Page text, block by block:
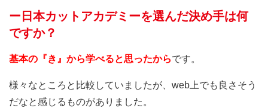
ー日本カットアカデミーを選んだ決め手は何
ですか？
基本の『き』から学べると思ったからです。
様々なところと比較していましたが、web上でも良さそう
だなと感じるものがありました。